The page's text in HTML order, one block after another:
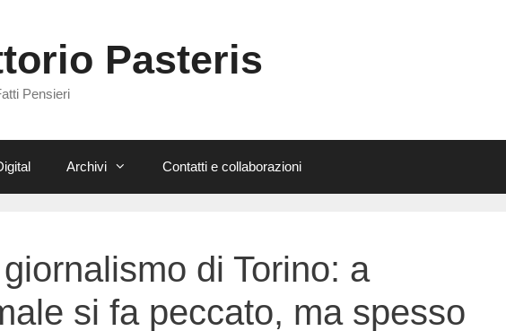
Pasteris
Pensieri
Archivi Contatti e collaborazioni
di Torino: a
si fa peccato, ma spesso